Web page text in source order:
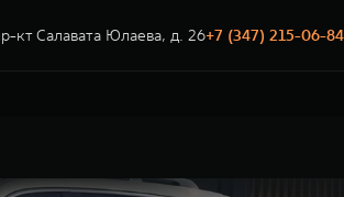
кт Салавата Юлаева, д. 26+7 (347) 215-06-84